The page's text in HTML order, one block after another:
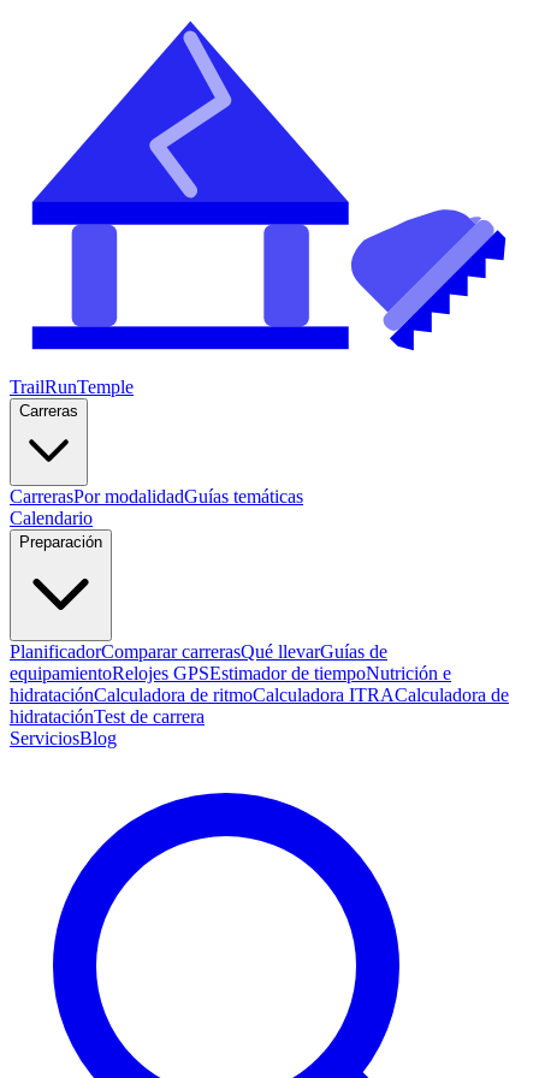
TrailRunTemple
Carreras
CarrerasPor modalidadGuías temáticas
Calendario
Preparación
PlanificadorComparar carrerasQué llevarGuías de
equipamientoRelojes GPSEstimador de tiempoNutrición e
hidrataciónCalculadora de ritmoCalculadora ITRACalculadora de
hidrataciónTest de carrera
ServiciosBlog